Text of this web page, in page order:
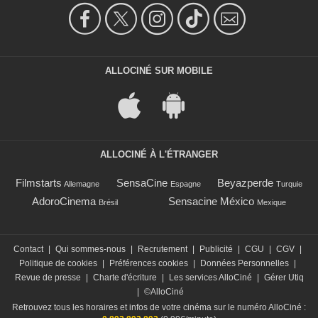
ALLOCINÉ SUR MOBILE
ALLOCINÉ À L'ÉTRANGER
Filmstarts Allemagne SensaCine Espagne Beyazperde Turquie
AdoroCinema Brésil Sensacine México Mexique
Contact Qui sommes-nous Recrutement Publicité CGU CGV
Politique de cookies
Préférences cookies Données Personnelles
Revue de presse
Charte d'écriture Les services AlloCiné
Gérer Utiq
©AlloCiné
Retrouvez tous les horaires et infos de votre cinéma sur le numéro AlloCiné :